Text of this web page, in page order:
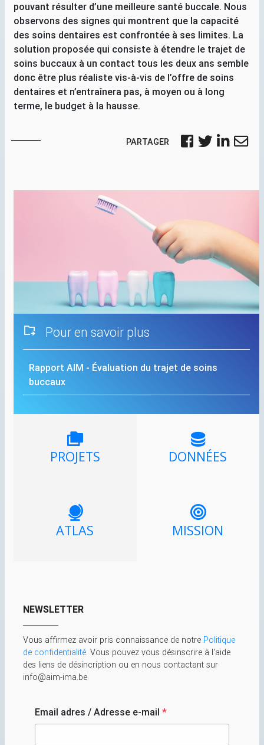
pouvant résulter d’une meilleure santé buccale. Nous
observons des signes qui montrent que la capacité
des soins dentaires est confrontée à ses limites. La
solution proposée qui consiste à étendre le trajet de
soins buccaux à un contact tous les deux ans semble
donc être plus réaliste vis-à-vis de l’offre de soins
dentaires et n’entraînera pas, à moyen ou à long
terme, le budget à la hausse.
PARTAGER
Pour en savoir plus
Rapport AIM - Évaluation du trajet de soins
buccaux
PROJETS DONNÉES
ATLAS MISSION
NEWSLETTER
Vous affirmez avoir pris connaissance de notre Politique
de confidentialité. Vous pouvez vous désinscrire à l'aide
des liens de désincription ou en nous contactant sur
info@aim-ima.be
Email adres / Adresse e-mail *